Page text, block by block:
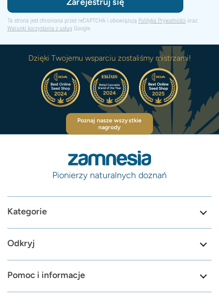
Ta strona jest chroniona przez reCAPTCHA i obowiązują Polityka Prywatności oraz
Warunki korzystania z usług Google.
Dzięki Twojemu wsparciu zostaliśmy mistrzami!
Poznaj nasze wszystkie
nagrody
Pionierzy naturalnych doznań
Kategorie
Odkryj
Pomoc i informacje